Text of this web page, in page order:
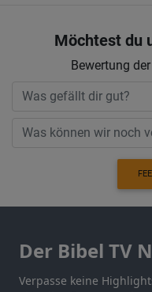
Möchtest du
Bewertung
Der Bibel TV
Verpasse keine